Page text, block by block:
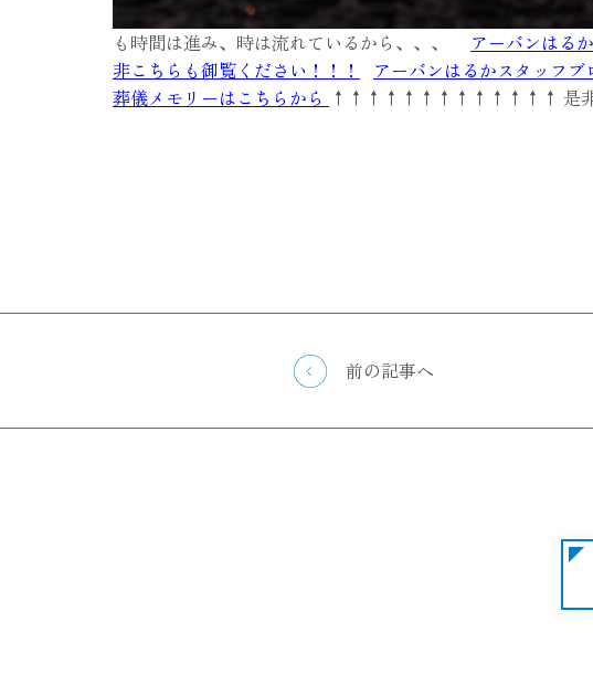
も時間は進み、時は流れているから、、、 アーバンは
非こちらも御覧ください！！！
アーバンはるかスタッ
葬儀メモリーはこちらから ↑↑↑↑↑↑↑↑↑↑↑↑↑ 是非こ
前の記事へ